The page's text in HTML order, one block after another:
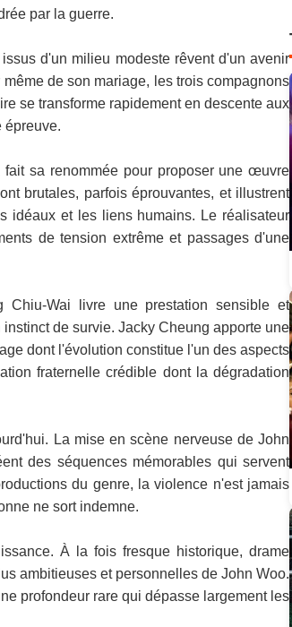
par la guerre.
d'un milieu modeste rêvent d'un avenir
de son mariage, les trois compagnons
se transforme rapidement en descente aux
épreuve.
sa renommée pour proposer une œuvre
brutales, parfois éprouvantes, et illustrent
idéaux et les liens humains. Le réalisateur
de tension extrême et passages d'une
Chiu-Wai livre une prestation sensible et
de survie. Jacky Cheung apporte une
dont l'évolution constitue l'un des aspects
fraternelle crédible dont la dégradation
La mise en scène nerveuse de John
des séquences mémorables qui servent
du genre, la violence n'est jamais
ne sort indemne.
À la fois fresque historique, drame
ambitieuses et personnelles de John Woo.
profondeur rare qui dépasse largement les